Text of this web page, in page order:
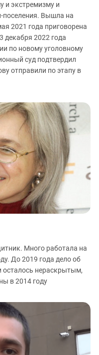
и экстремизму и
поселения. Вышла на
2021 года приговорена
декабря 2022 года
по новому уголовному
суд подтвердил
отправили по этапу в
Много работала на
До 2019 года дело об
осталось нераскрытым,
в 2014 году